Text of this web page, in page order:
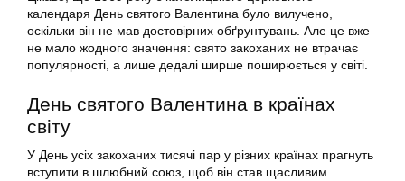
календаря День святого Валентина було вилучено,
оскільки він не мав достовірних обґрунтувань. Але це вже
не мало жодного значення: свято закоханих не втрачає
популярності, а лише дедалі ширше поширюється у світі.
День святого Валентина в країнах
світу
У День усіх закоханих тисячі пар у різних країнах прагнуть
вступити в шлюбний союз, щоб він став щасливим.